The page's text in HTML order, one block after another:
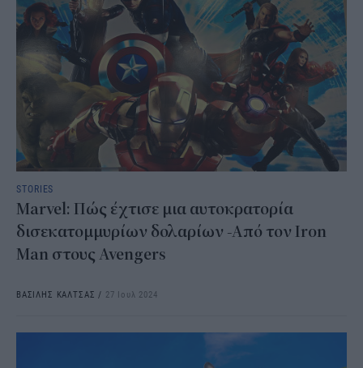
STORIES
Marvel: Πώς έχτισε μια αυτοκρατορία
δισεκατομμυρίων δολαρίων -Από τον Iron
Man στους Avengers
ΒΑΣΙΛΗΣ ΚΑΛΤΣΑΣ / 27 Ιουλ 2024